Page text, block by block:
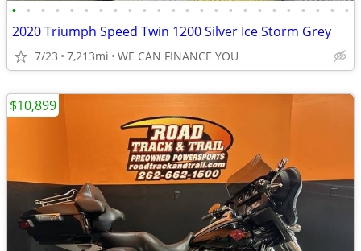
• • • • • • • • • • • • • • • • • • • • • • • •
2020 Triumph Speed Twin 1200 Silver Ice Storm Grey
7/23 7,213mi WE CAN FINANCE YOU
$10,899